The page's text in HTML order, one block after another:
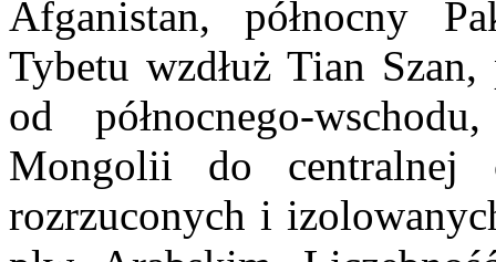
Afganistan, północny
Tybetu wzdłuż Tian
od północnego-
Mongolii do
rozrzuconych i